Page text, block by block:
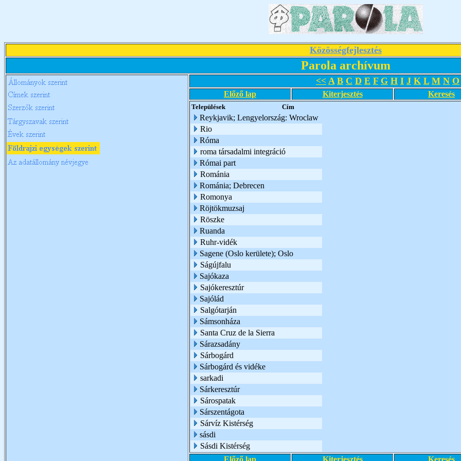
Közösségfejlesztés
Parola archívum
<< A B C D E F G H I J K L M N O
Előző lap Kiterjesztés Keresés
Települések Cím
Reykjavik; Lengyelország: Wroclaw
Rio
Róma
roma társadalmi integráció
Római part
Románia
Románia; Debrecen
Romonya
Röjtökmuzsaj
Röszke
Ruanda
Ruhr-vidék
Sagene (Oslo kerülete); Oslo
Ságújfalu
Sajókaza
Sajókeresztúr
Sajólád
Salgótarján
Sámsonháza
Santa Cruz de la Sierra
Sárazsadány
Sárbogárd
Sárbogárd és vidéke
sarkadi
Sárkeresztúr
Sárospatak
Sárszentágota
Sárvíz Kistérség
sásdi
Sásdi Kistérség
Előző lap
Kiterjesztés Keresés